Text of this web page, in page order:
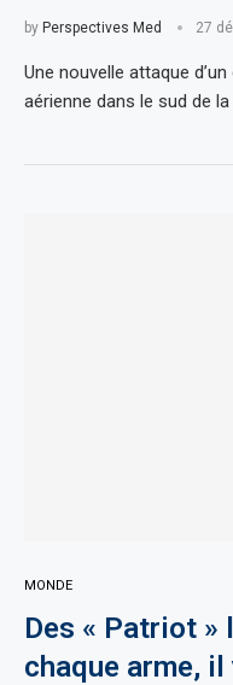
by Perspectives Med 27
Une nouvelle attaque
aérienne dans le sud de
MONDE
Des « Patriot »
chaque arme,